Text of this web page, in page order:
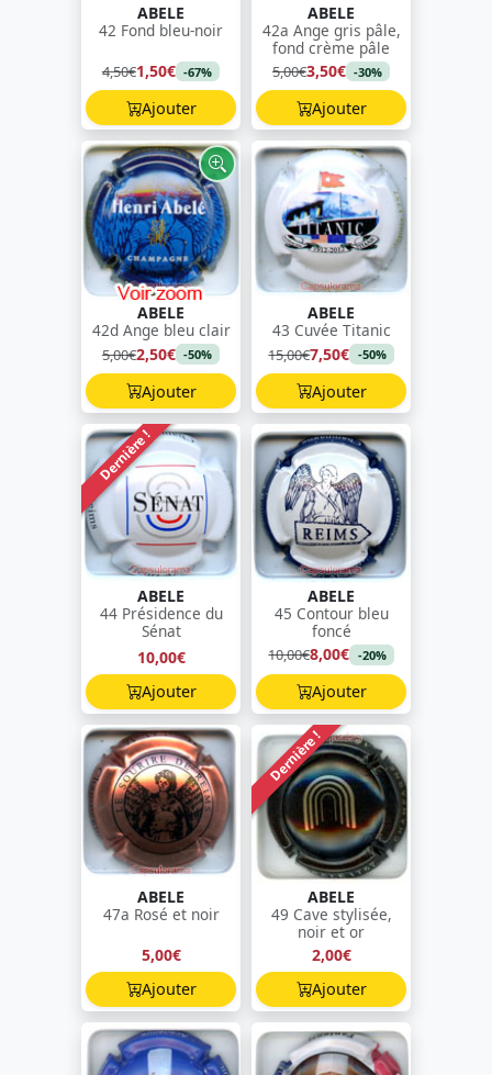
ABELE
42 Fond bleu-noir
4,50€1,50€ -67%
Ajouter
ABELE
42a Ange gris pâle,
fond crème pâle
5,00€3,50€ -30%
Ajouter
ABELE
42d Ange bleu clair
5,00€2,50€ -50%
Ajouter
ABELE
43 Cuvée Titanic
15,00€7,50€ -50%
Ajouter
Dernière !
ABELE
44 Présidence du
Sénat
10,00€
Ajouter
ABELE
45 Contour bleu
foncé
10,00€8,00€ -20%
Ajouter
ABELE
47a Rosé et noir
5,00€
Ajouter
Dernière !
ABELE
49 Cave stylisée,
noir et or
2,00€
Ajouter